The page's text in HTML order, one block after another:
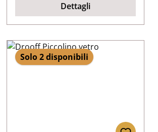
Dettagli
Solo 2 disponibili